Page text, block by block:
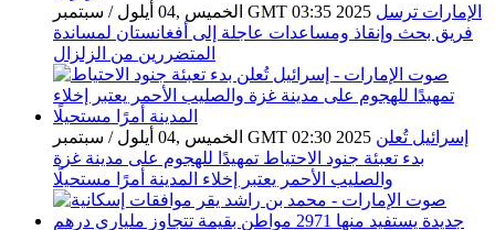
الخميس ,04 أيلول / سبتمبر GMT 03:35 2025 الإمارات ترسل
فريق بحث وإنقاذ ومساعدات عاجلة إلى أفغانستان لمساندة
المتضررين من الزلزال
الخميس ,04 أيلول / سبتمبر GMT 02:30 2025 إسرائيل تُعلن
بدء تعبئة جنود الاحتياط تمهيدًا للهجوم على مدينة غزة
والصليب الأحمر يعتبر إخلاء المدينة أمرًا مستحيلًا